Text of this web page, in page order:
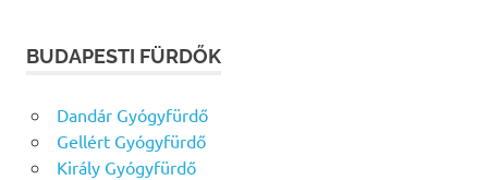
BUDAPESTI FÜRDŐK
Dandár Gyógyfürdő
Gellért Gyógyfürdő
Király Gyógyfürdő